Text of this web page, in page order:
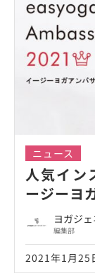
ニュース
人気イン
ージーヨ
ヨガジ
編集部
2021年1月25